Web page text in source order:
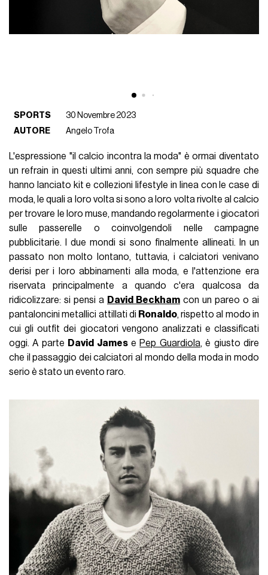
SPORTS
30 Novembre 2023
AUTORE
Angelo Trofa
L'espressione "il calcio incontra la moda" è ormai diventato
un refrain in questi ultimi anni, con sempre più squadre che
hanno lanciato kit e collezioni lifestyle in linea con le case di
moda, le quali a loro volta si sono a loro volta rivolte al calcio
per trovare le loro muse, mandando regolarmente i giocatori
sulle passerelle o coinvolgendoli nelle campagne
pubblicitarie. I due mondi si sono finalmente allineati. In un
passato non molto lontano, tuttavia, i calciatori venivano
derisi per i loro abbinamenti alla moda, e l'attenzione era
riservata principalmente a quando c'era qualcosa da
ridicolizzare: si pensi a David Beckham con un pareo o ai
pantaloncini metallici attillati di Ronaldo, rispetto al modo in
cui gli outfit dei giocatori vengono analizzati e classificati
oggi. A parte David Jamese Pep Guardiola, è giusto dire
che il passaggio dei calciatori al mondo della moda in modo
serio è stato un evento raro.